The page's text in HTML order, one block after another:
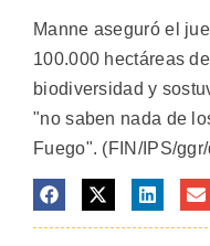
Manne aseguró el
100.000 hectáreas
biodiversidad y
"no saben nada de
Fuego". (FIN/IPS/